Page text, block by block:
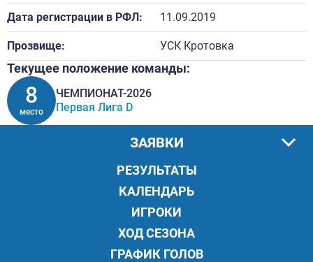
Дата регистрации в РФЛ: 11.09.2019
Прозвище: УСК Кротовка
Текущее положение команды:
8
место
ЧЕМПИОНАТ-2026
Первая Лига D
РЕЗУЛЬТАТЫ
КАЛЕНДАРЬ
ИГРОКИ
ЗАЯВКИ
ХОД СЕЗОНА
ГРАФИК ГОЛОВ